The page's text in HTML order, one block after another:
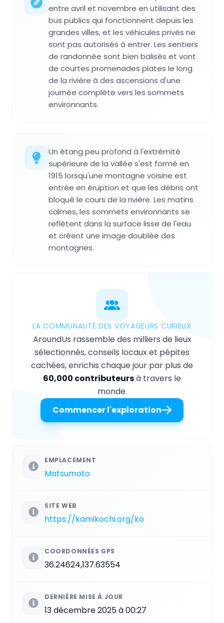
entre avril et novembre en utilisant des
bus publics qui fonctionnent depuis les
grandes villes, et les véhicules privés ne
sont pas autorisés à entrer. Les sentiers
de randonnée sont bien balisés et vont
de courtes promenades plates le long
de la rivière à des ascensions d'une
journée complète vers les sommets
environnants.
Un étang peu profond à l'extrémité
supérieure de la vallée s'est formé en
1915 lorsqu'une montagne voisine est
entrée en éruption et que les débris ont
bloqué le cours de la rivière. Les matins
calmes, les sommets environnants se
reflètent dans la surface lisse de l'eau
et créent une image doublée des
montagnes.
LA COMMUNAUTÉ DES VOYAGEURS CURIEUX
AroundUs rassemble des milliers de lieux
sélectionnés, conseils locaux et pépites
cachées, enrichis chaque jour par plus de
60,000 contributeursà travers le
monde.
Commencer l'exploration
EMPLACEMENT
Matsumoto
SITE WEB
https://kamikochi.org/ko
COORDONNÉES GPS
36.24624,137.63554
DERNIÈRE MISE À JOUR
13 décembre 2025 à 00:27